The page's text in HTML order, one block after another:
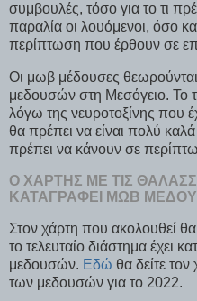
συμβουλές, τόσο για το τι
παραλία οι λουόμενοι, όσο
περίπτωση που έρθουν σε
Οι μωβ μέδουσες θεωρούνται
μεδουσών στη Μεσόγειο. Το
λόγω της νευροτοξίνης που
θα πρέπει να είναι πολύ καλά
πρέπει να κάνουν σε
Ο ΧΆΡΤΗΣ ΜΕ ΤΙΣ
ΚΑΤΑΓΡΑΦΕΊ ΜΩΒ
Στον χάρτη που ακολουθεί θα
το τελευταίο διάστημα έχει
μεδουσών. Εδώ θα δείτε
των μεδουσών για το 2022.